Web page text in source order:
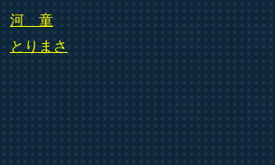
河 童
とりまさ